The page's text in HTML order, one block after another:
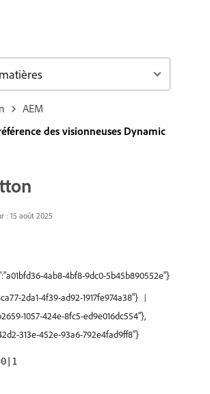
AEM
des visionneuses Dynamic
: 15 août 2025
4ab8-4bf8-9dc0-5b45b890552e"}
2da1-4f39-ad92-1917fe974a38"}
1057-424e-8fc5-ed9e016dc554"},
313e-452e-93a6-792e4fad9ff8"}